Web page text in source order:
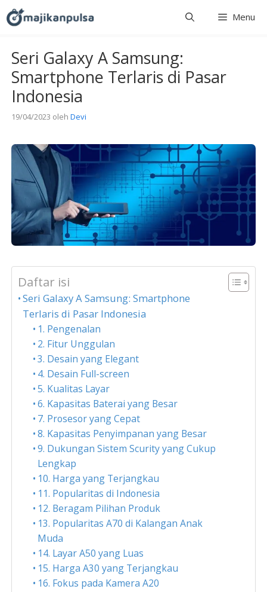
Langsung
ke
Menu
Seri Galaxy A Samsung:
Smartphone Terlaris di Pasar
Indonesia
19/04/2023 oleh Devi
Daftar isi
Seri Galaxy A Samsung: Smartphone
Terlaris di Pasar Indonesia
1. Pengenalan
2. Fitur Unggulan
3. Desain yang Elegant
4. Desain Full-screen
5. Kualitas Layar
6. Kapasitas Baterai yang Besar
7. Prosesor yang Cepat
8. Kapasitas Penyimpanan yang Besar
9. Dukungan Sistem Scurity yang Cukup
Lengkap
10. Harga yang Terjangkau
11. Popularitas di Indonesia
12. Beragam Pilihan Produk
13. Popularitas A70 di Kalangan Anak
Muda
14. Layar A50 yang Luas
15. Harga A30 yang Terjangkau
16. Fokus pada Kamera A20